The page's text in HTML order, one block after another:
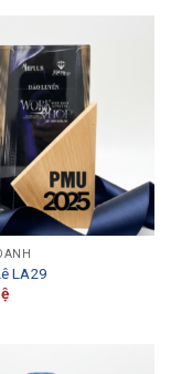
LA29